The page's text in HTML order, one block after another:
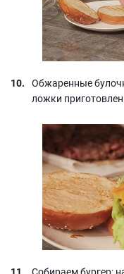
Обжаренные
ложки